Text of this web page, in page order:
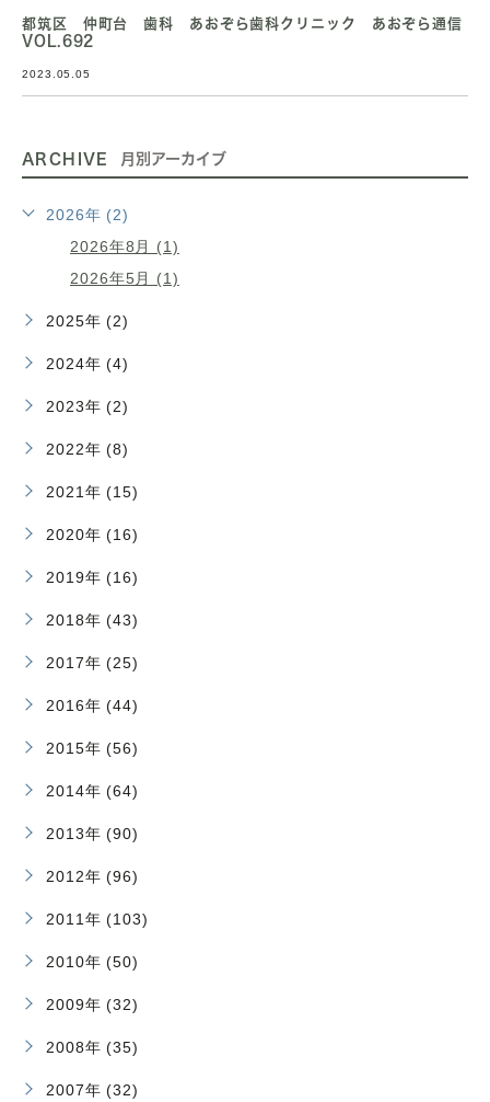
都筑区 仲町台 歯科 あおぞら歯科クリニック あおぞら通信
VOL.692
2023.05.05
ARCHIVE 月別アーカイブ
2026年 (2)
2026年8月 (1)
2026年5月 (1)
2025年 (2)
2024年 (4)
2023年 (2)
2022年 (8)
2021年 (15)
2020年 (16)
2019年 (16)
2018年 (43)
2017年 (25)
2016年 (44)
2015年 (56)
2014年 (64)
2013年 (90)
2012年 (96)
2011年 (103)
2010年 (50)
2009年 (32)
2008年 (35)
2007年 (32)